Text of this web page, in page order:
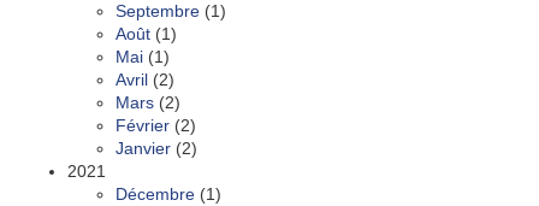
Septembre (1)
Août (1)
Mai (1)
Avril (2)
Mars (2)
Février (2)
Janvier (2)
2021
Décembre (1)